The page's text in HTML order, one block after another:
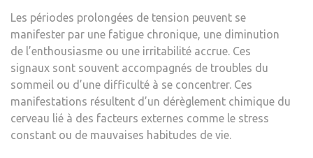
Les périodes prolongées de tension peuvent se
manifester par une fatigue chronique, une diminution
de l’enthousiasme ou une irritabilité accrue. Ces
signaux sont souvent accompagnés de troubles du
sommeil ou d’une difficulté à se concentrer. Ces
manifestations résultent d’un dérèglement chimique du
cerveau lié à des facteurs externes comme le stress
constant ou de mauvaises habitudes de vie.